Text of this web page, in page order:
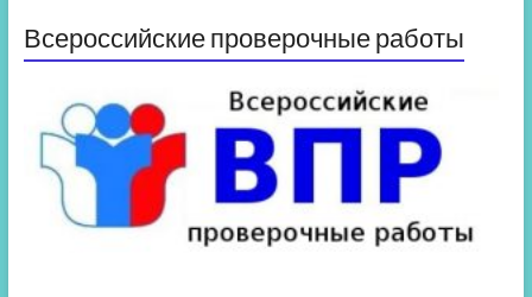
Всероссийские проверочные работы